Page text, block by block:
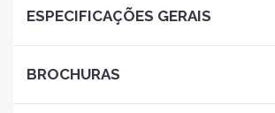
ESPECIFICAÇÕES GERAIS
BROCHURAS